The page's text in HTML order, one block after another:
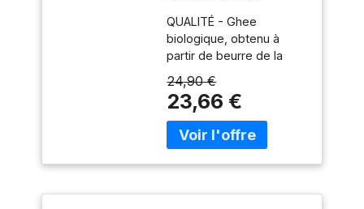
ayurvédique -
uniquement à
partir du lait de
vaches au
pâturage -
extrêmement
digestible sans
lactose -
Exponatura (500 g,
QUALITÉ - Ghee
biologique, obtenu à
partir de beurre de la
provenant uniquement
de vaches élevées à
pâturage. Authentique,
élaboré selon la recette
conservateurs ni additifs.
24,90 €
23,66 €